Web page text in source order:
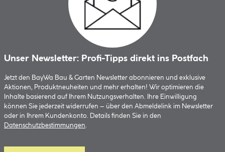
Unser Newsletter: Profi-Tipps direkt ins Postfach
Jetzt den BayWa Bau & Garten Newsletter abonnieren und exklusive
Aktionen, Produktneuheiten und mehr erhalten! Wir optimieren die
Inhalte basierend auf Ihrem Nutzungsverhalten. Ihre Einwilligung
können Sie jederzeit widerrufen – über den Abmeldelink im Newsletter
oder in Ihrem Kundenkonto. Details finden Sie in den
Datenschutzbestimmungen.